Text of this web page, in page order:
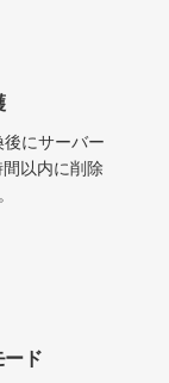
にサーバー
以内に削除
ド